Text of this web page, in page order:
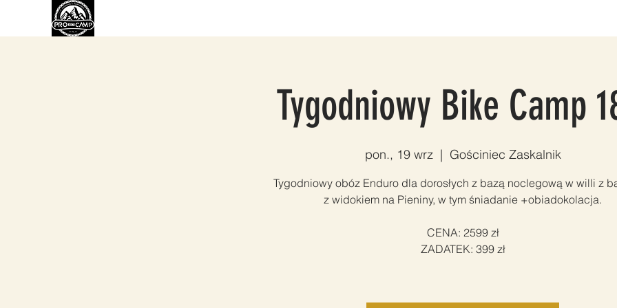
Tygodniowy Bike Camp
pon., 19 wrz
  |
Gościniec Zaskalnik
Tygodniowy obóz Enduro dla dorosłych z bazą noclegową w willi z
z widokiem na Pieniny, w tym śniadanie +obiadokolacja.
CENA: 2599 zł
ZADATEK: 399 zł